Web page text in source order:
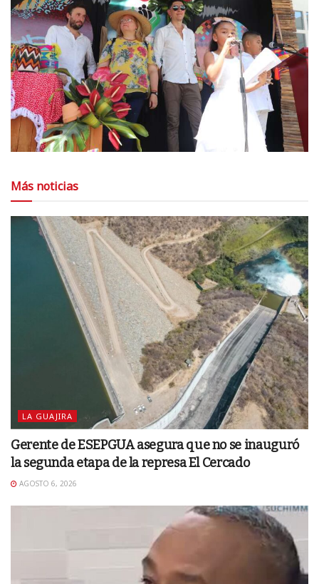
Más noticias
LA GUAJIRA
Gerente de ESEPGUA asegura que no se inauguró
la segunda etapa de la represa El Cercado
AGOSTO 6, 2026